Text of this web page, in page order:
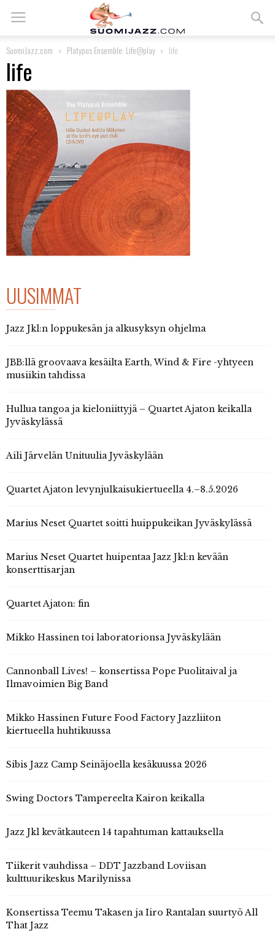
SuomiJazz.com Platypus Ensemble: Life@play life
life
UUSIMMAT
Jazz Jkl:n loppukesän ja alkusyksyn ohjelma
JBB:llä groovaava kesäilta Earth, Wind & Fire -yhtyeen
musiikin tahdissa
Hullua tangoa ja kieloniittyjä – Quartet Ajaton keikalla
Jyväskylässä
Aili Järvelän Unituulia Jyväskylään
Quartet Ajaton levynjulkaisukiertueella 4.–8.5.2026
Marius Neset Quartet soitti huippukeikan Jyväskylässä
Marius Neset Quartet huipentaa Jazz Jkl:n kevään
konserttisarjan
Quartet Ajaton: fin
Mikko Hassinen toi laboratorionsa Jyväskylään
Cannonball Lives! – konsertissa Pope Puolitaival ja
Ilmavoimien Big Band
Mikko Hassinen Future Food Factory Jazzliiton
kiertueella huhtikuussa
Sibis Jazz Camp Seinäjoella kesäkuussa 2026
Swing Doctors Tampereelta Kairon keikalla
Jazz Jkl kevätkauteen 14 tapahtuman kattauksella
Tiikerit vauhdissa – DDT Jazzband Loviisan
kulttuurikeskus Marilynissa
Konsertissa Teemu Takasen ja Iiro Rantalan suurtyö All
That Jazz